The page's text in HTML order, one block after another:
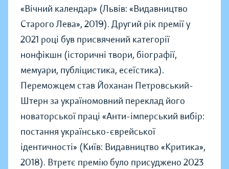
«Вічний календар» (Львів: «Видавництво
Старого Лева», 2019). Другий рік премії у
2021 році був присвячений категорії
нонфікшн (історичні твори, біографії,
мемуари, публіцистика, есеїстика).
Переможцем став Йоханан Петровський-
Штерн за україномовний переклад його
новаторської праці «Анти-імперський вибір:
постання українсько-єврейської
ідентичності» (Київ: Видавництво «Критика»,
2018). Втретє премію було присуджено 2023